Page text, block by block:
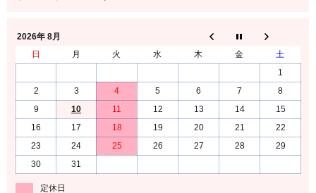
2026年 8月
日
月 火 水 木 金
土
1
2
3 4 5 6 7
8
9
10 11 12 13 14
15
16
17 18 19 20 21
22
23
24 25 26 27 28
29
30
31
定休日